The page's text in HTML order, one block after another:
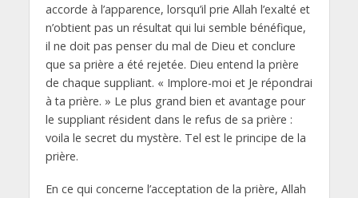
accorde à l’apparence, lorsqu’il prie Allah l’exalté et
n’obtient pas un résultat qui lui semble bénéfique,
il ne doit pas penser du mal de Dieu et conclure
que sa prière a été rejetée. Dieu entend la prière
de chaque suppliant. « Implore-moi et Je répondrai
à ta prière. » Le plus grand bien et avantage pour
le suppliant résident dans le refus de sa prière :
voila le secret du mystère. Tel est le principe de la
prière.
En ce qui concerne l’acceptation de la prière, Allah